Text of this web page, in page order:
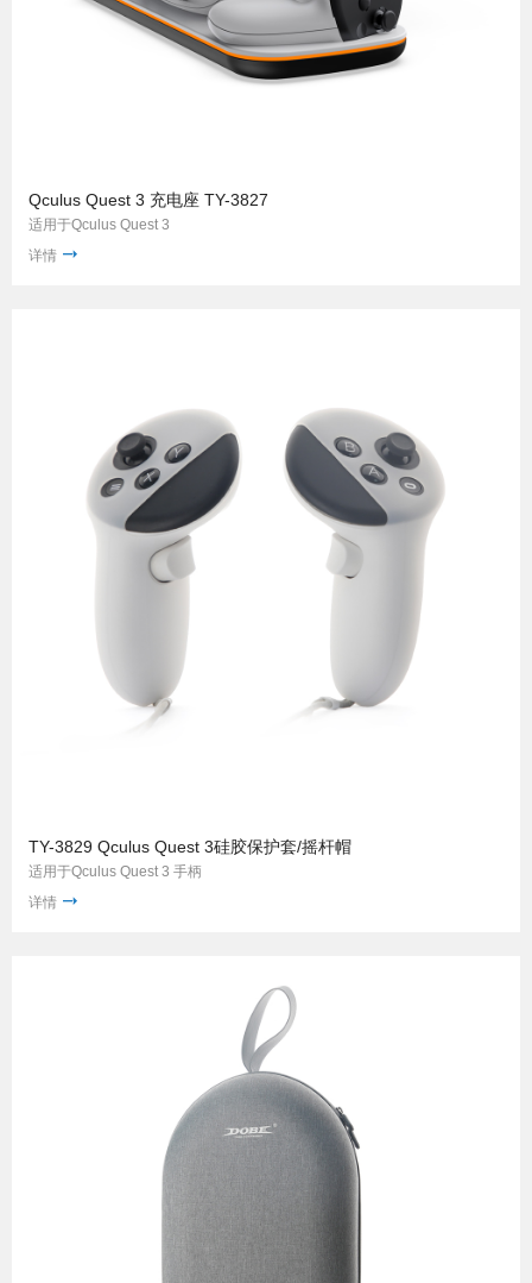
Qculus Quest 3 充电座 TY-3827
适用于Qculus Quest 3
详情
TY-3829 Qculus Quest 3硅胶保护套/摇杆帽
适用于Qculus Quest 3 手柄
详情